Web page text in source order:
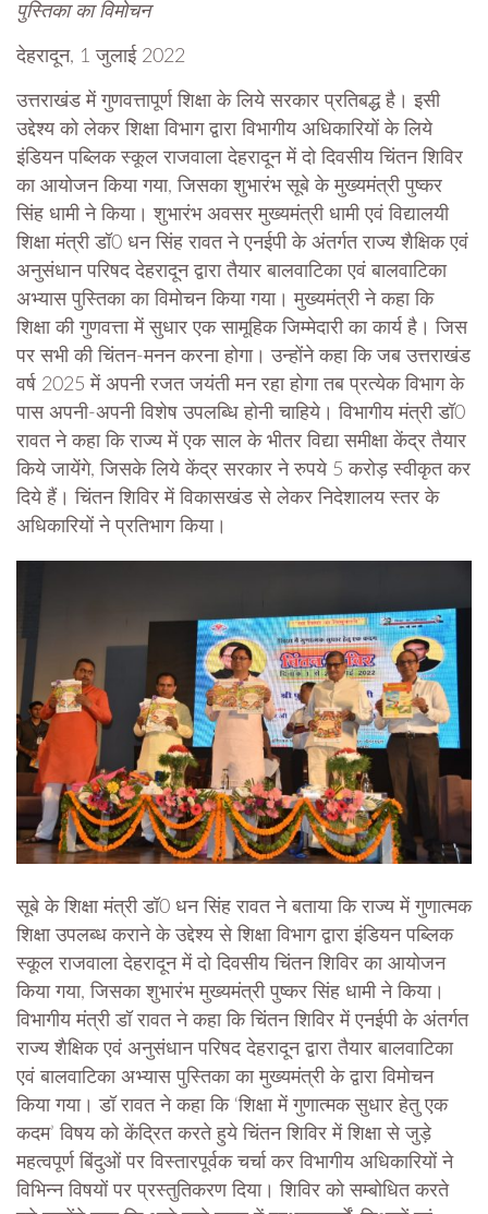
पुस्तिका का विमोचन
देहरादून, 1 जुलाई 2022
उत्तराखंड में गुणवत्तापूर्ण शिक्षा के लिये सरकार प्रतिबद्ध है। इसी
उद्देश्य को लेकर शिक्षा विभाग द्वारा विभागीय अधिकारियों के लिये
इंडियन पब्लिक स्कूल राजवाला देहरादून में दो दिवसीय चिंतन शिविर
का आयोजन किया गया, जिसका शुभारंभ सूबे के मुख्यमंत्री पुष्कर
सिंह धामी ने किया। शुभारंभ अवसर मुख्यमंत्री धामी एवं विद्यालयी
शिक्षा मंत्री डॉ0 धन सिंह रावत ने एनईपी के अंतर्गत राज्य शैक्षिक एवं
अनुसंधान परिषद देहरादून द्वारा तैयार बालवाटिका एवं बालवाटिका
अभ्यास पुस्तिका का विमोचन किया गया। मुख्यमंत्री ने कहा कि
शिक्षा की गुणवत्ता में सुधार एक सामूहिक जिम्मेदारी का कार्य है। जिस
पर सभी की चिंतन-मनन करना होगा। उन्होंने कहा कि जब उत्तराखंड
वर्ष 2025 में अपनी रजत जयंती मन रहा होगा तब प्रत्येक विभाग के
पास अपनी-अपनी विशेष उपलब्धि होनी चाहिये। विभागीय मंत्री डॉ0
रावत ने कहा कि राज्य में एक साल के भीतर विद्या समीक्षा केंद्र तैयार
किये जायेंगे, जिसके लिये केंद्र सरकार ने रुपये 5 करोड़ स्वीकृत कर
दिये हैं। चिंतन शिविर में विकासखंड से लेकर निदेशालय स्तर के
अधिकारियों ने प्रतिभाग किया।
सूबे के शिक्षा मंत्री डॉ0 धन सिंह रावत ने बताया कि राज्य में गुणात्मक
शिक्षा उपलब्ध कराने के उद्देश्य से शिक्षा विभाग द्वारा इंडियन पब्लिक
स्कूल राजवाला देहरादून में दो दिवसीय चिंतन शिविर का आयोजन
किया गया, जिसका शुभारंभ मुख्यमंत्री पुष्कर सिंह धामी ने किया।
विभागीय मंत्री डॉ रावत ने कहा कि चिंतन शिविर में एनईपी के अंतर्गत
राज्य शैक्षिक एवं अनुसंधान परिषद देहरादून द्वारा तैयार बालवाटिका
एवं बालवाटिका अभ्यास पुस्तिका का मुख्यमंत्री के द्वारा विमोचन
किया गया। डॉ रावत ने कहा कि ‘शिक्षा में गुणात्मक सुधार हेतु एक
कदम’ विषय को केंद्रित करते हुये चिंतन शिविर में शिक्षा से जुड़े
महत्वपूर्ण बिंदुओं पर विस्तारपूर्वक चर्चा कर विभागीय अधिकारियों ने
विभिन्न विषयों पर प्रस्तुतिकरण दिया। शिविर को सम्बोधित करते